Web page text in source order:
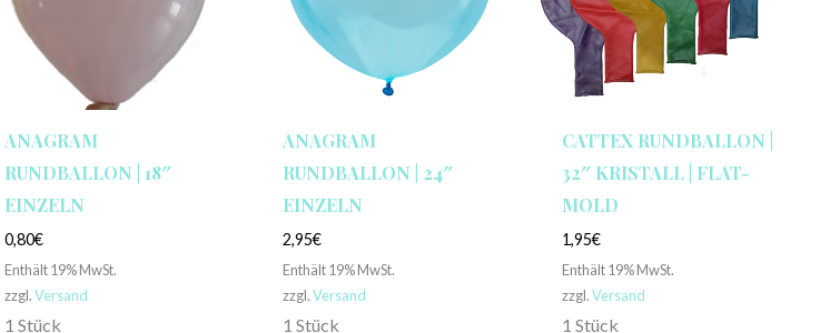
ANAGRAM
RUNDBALLON | 18″
EINZELN
0,80€
Enthält 19% MwSt.
zzgl.Versand
1 Stück
ANAGRAM
RUNDBALLON | 24″
EINZELN
2,95€
Enthält 19% MwSt.
zzgl.Versand
1 Stück
CATTEX RUNDBALLON |
32″ KRISTALL | FLAT-
MOLD
1,95€
Enthält 19% MwSt.
zzgl.Versand
1 Stück